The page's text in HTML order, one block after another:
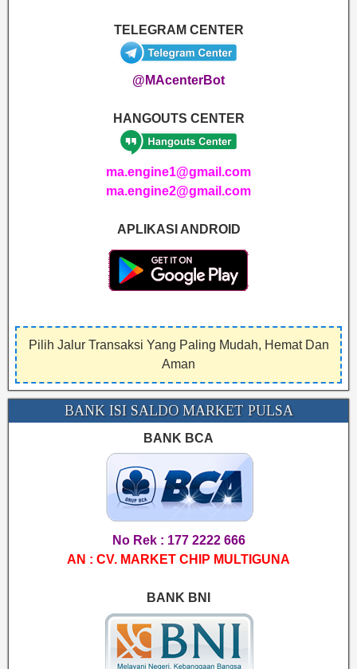
TELEGRAM CENTER
@MAcenterBot
HANGOUTS CENTER
ma.engine1@gmail.com
ma.engine2@gmail.com
APLIKASI ANDROID
Pilih Jalur Transaksi Yang Paling Mudah, Hemat Dan
Aman
BANK ISI SALDO MARKET PULSA
BANK BCA
No Rek : 177 2222 666
AN : CV. MARKET CHIP MULTIGUNA
BANK BNI